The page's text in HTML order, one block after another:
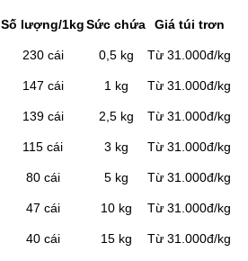
Số lượng/1kgSức chứa Giá túi trơn
230 cái 0,5 kg Từ 31.000đ/kg
147 cái 1 kg Từ 31.000đ/kg
139 cái 2,5 kg Từ 31.000đ/kg
115 cái 3 kg Từ 31.000đ/kg
80 cái 5 kg Từ 31.000đ/kg
47 cái 10 kg Từ 31.000đ/kg
40 cái 15 kg Từ 31.000đ/kg